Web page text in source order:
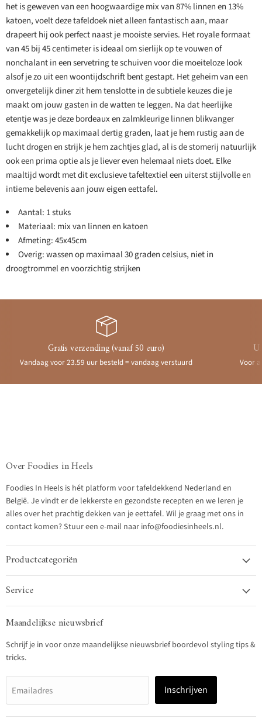
het is geweven van een hoogwaardige mix van 87% linnen en 13%
katoen, voelt deze tafeldoek niet alleen fantastisch aan, maar
drapeert hij ook perfect naast je mooiste servies. Het royale formaat
van 45 bij 45 centimeter is ideaal om sierlijk op te vouwen of
nonchalant in een servetring te schuiven voor die moeiteloze look
alsof je zo uit een woontijdschrift bent gestapt. Het geheim van een
onvergetelijk diner zit hem tenslotte in de subtiele keuzes die je
maakt om jouw gasten in de watten te leggen. Na dat heerlijke
etentje was je deze bordeaux en zalmkleurige linnen blikvanger
gemakkelijk op maximaal dertig graden, laat je hem rustig aan de
lucht drogen en strijk je hem zachtjes glad, al is de stomerij natuurlijk
ook een prima optie als je liever even helemaal niets doet. Elke
maaltijd wordt met dit exclusieve tafeltextiel een uiterst stijlvolle en
intieme belevenis aan jouw eigen eettafel.
Aantal: 1 stuks
Materiaal: mix van linnen en katoen
Afmeting: 45x45cm
Overig: wassen op maximaal 30 graden celsius, niet in
droogtrommel en voorzichtig strijken
Gratis verzending (vanaf 50 euro)
Vandaag voor 23.59 uur besteld = vandaag verstuurd Voor
Over Foodies in Heels
Foodies In Heels is hét platform voor tafeldekkend Nederland en
België. Je vindt er de lekkerste en gezondste recepten en we leren je
alles over het prachtig dekken van je eettafel. Wil je graag met ons in
contact komen? Stuur een e-mail naar info@foodiesinheels.nl.
Productcategoriën
Service
Maandelijkse nieuwsbrief
Schrijf je in voor onze maandelijkse nieuwsbrief boordevol styling tips &
tricks.
Emailadres Inschrijven